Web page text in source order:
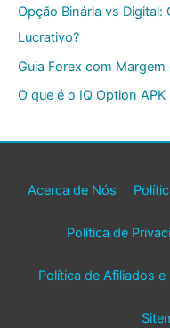
Opção Binária vs Digital:
Lucrativo?
Guia Forex com Margem
O que é o IQ Option
Acerca de Nós
Política de
Política de Afiliados e